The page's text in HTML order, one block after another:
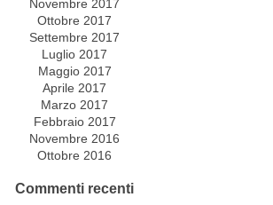
Novembre 2017
Ottobre 2017
Settembre 2017
Luglio 2017
Maggio 2017
Aprile 2017
Marzo 2017
Febbraio 2017
Novembre 2016
Ottobre 2016
Commenti recenti